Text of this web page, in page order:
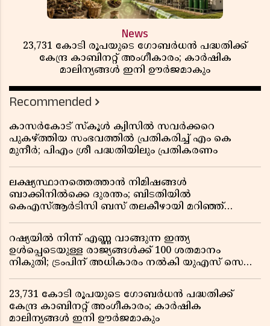
News
23,731 കോടി രൂപയുടെ ഗോബർധൻ പദ്ധതിക്ക്
കേന്ദ്ര കാബിനറ്റ് അംഗീകാരം; കാർഷിക
മാലിന്യങ്ങൾ ഇനി ഊർജമാകും
Recommended
കാസർകോട് സ്കൂൾ ക്വിസിൽ സവർക്കറെ
പുകഴ്ത്തിയ സംഭവത്തിൽ പ്രതികരിച്ച് എം കെ
മുനീർ; പിഎം ശ്രീ പദ്ധതിയിലും പ്രതികരണം
ലക്ഷ്യസ്ഥാനത്തെത്താൻ നിമിഷങ്ങൾ
ബാക്കിനിൽക്കെ ദുരന്തം; ബിടതിയിൽ
കെഎസ്ആർടിസി ബസ് തലകീഴായി മറിഞ്ഞ്
റഷ്യയിൽ നിന്ന് എണ്ണ വാങ്ങുന്ന ഇന്ത്യ
ഉൾപ്പെടെയുള്ള രാജ്യങ്ങൾക്ക് 100 ശതമാനം
നികുതി; ട്രംപിന് അധികാരം നൽകി യുഎസ് സെനറ്റ്
23,731 കോടി രൂപയുടെ ഗോബർധൻ പദ്ധതിക്ക്
കേന്ദ്ര കാബിനറ്റ് അംഗീകാരം; കാർഷിക
മാലിന്യങ്ങൾ ഇനി ഊർജമാകും